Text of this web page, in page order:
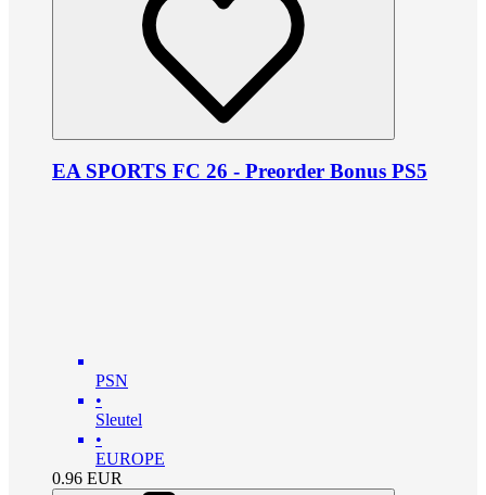
EA SPORTS FC 26 - Preorder Bonus PS5
PSN
•
Sleutel
•
EUROPE
0.96 EUR